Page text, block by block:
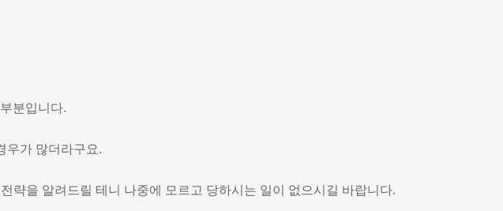
분입니다.
우가 많더라구요.
략을 알려드릴 테니 나중에 모르고 당하시는 일이 없으시길 바랍니다.